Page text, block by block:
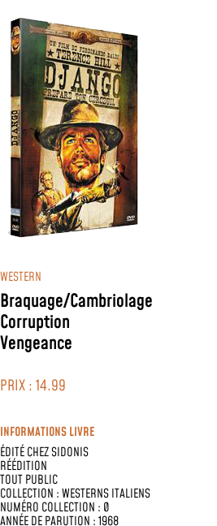
WESTERN
Braquage/Cambriolage
Corruption
Vengeance
PRIX : 14.99
INFORMATIONS LIVRE
ÉDITÉ CHEZSIDONIS
RÉÉDITION
TOUT PUBLIC
COLLECTION :WESTERNS ITALIENS
NUMÉRO COLLECTION : 0
ANNÉE DE PARUTION : 1968